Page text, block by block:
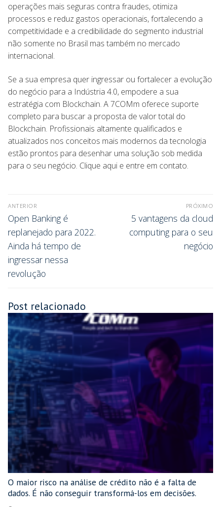
operações mais seguras contra fraudes, otimiza
processos e reduz gastos operacionais, fortalecendo a
competitividade e a credibilidade do segmento industrial
não somente no Brasil mas também no mercado
internacional.
Se a sua empresa quer ingressar ou fortalecer a evolução
do negócio para a Indústria 4.0, empodere a sua
estratégia com Blockchain. A 7COMm oferece suporte
completo para buscar a proposta de valor total do
Blockchain. Profissionais altamente qualificados e
atualizados nos conceitos mais modernos da tecnologia
estão prontos para desenhar uma solução sob medida
para o seu negócio. Clique aqui e entre em contato.
ANTERIOR
Open Banking é
replanejado para 2022.
Ainda há tempo de
ingressar nessa
revolução
PRÓXIMO
5 vantagens da cloud
computing para o seu
negócio
Post relacionado
O maior risco na análise de crédito não é a falta de
dados. É não conseguir transformá-los em decisões.